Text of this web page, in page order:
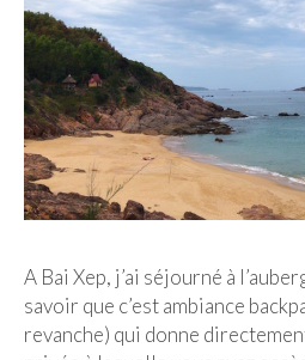
A Bai Xep, j’ai séjourné à
savoir que c’est ambiance
revanche) qui donne